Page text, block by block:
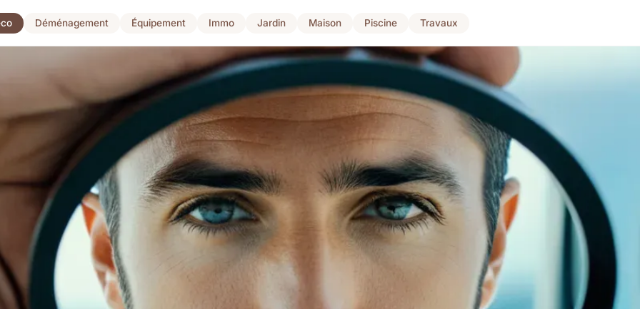
Déménagement Équipement Immo Jardin Maison Piscine Travaux